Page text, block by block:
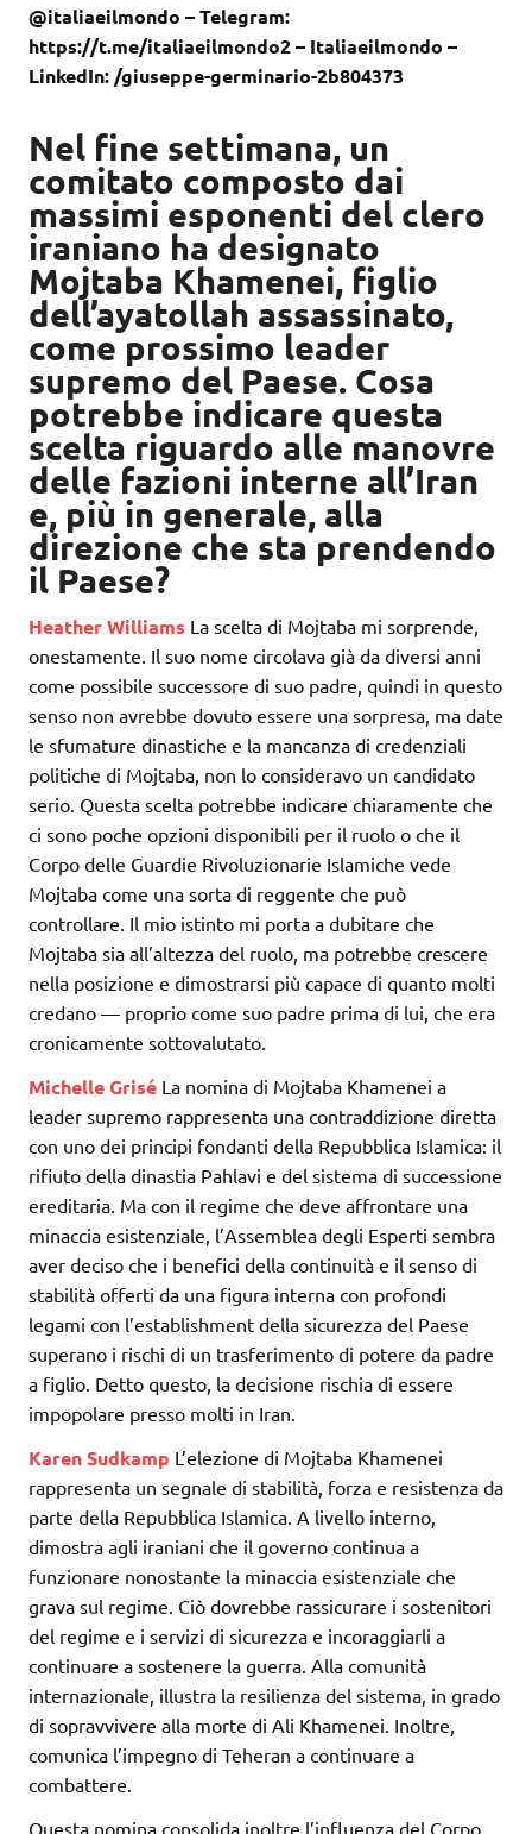
@italiaeilmondo – Telegram:
https://t.me/italiaeilmondo2 – Italiaeilmondo –
LinkedIn: /giuseppe-germinario-2b804373
Nel fine settimana, un
comitato composto dai
massimi esponenti del clero
iraniano ha designato
Mojtaba Khamenei, figlio
dell’ayatollah assassinato,
come prossimo leader
supremo del Paese. Cosa
potrebbe indicare questa
scelta riguardo alle manovre
delle fazioni interne all’Iran
e, più in generale, alla
direzione che sta prendendo
il Paese?
Heather Williams La scelta di Mojtaba mi sorprende,
onestamente. Il suo nome circolava già da diversi anni
come possibile successore di suo padre, quindi in questo
senso non avrebbe dovuto essere una sorpresa, ma date
le sfumature dinastiche e la mancanza di credenziali
politiche di Mojtaba, non lo consideravo un candidato
serio. Questa scelta potrebbe indicare chiaramente che
ci sono poche opzioni disponibili per il ruolo o che il
Corpo delle Guardie Rivoluzionarie Islamiche vede
Mojtaba come una sorta di reggente che può
controllare. Il mio istinto mi porta a dubitare che
Mojtaba sia all’altezza del ruolo, ma potrebbe crescere
nella posizione e dimostrarsi più capace di quanto molti
credano — proprio come suo padre prima di lui, che era
cronicamente sottovalutato.
Michelle Grisé La nomina di Mojtaba Khamenei a
leader supremo rappresenta una contraddizione diretta
con uno dei principi fondanti della Repubblica Islamica: il
rifiuto della dinastia Pahlavi e del sistema di successione
ereditaria. Ma con il regime che deve affrontare una
minaccia esistenziale, l’Assemblea degli Esperti sembra
aver deciso che i benefici della continuità e il senso di
stabilità offerti da una figura interna con profondi
legami con l’establishment della sicurezza del Paese
superano i rischi di un trasferimento di potere da padre
a figlio. Detto questo, la decisione rischia di essere
impopolare presso molti in Iran.
Karen Sudkamp L’elezione di Mojtaba Khamenei
rappresenta un segnale di stabilità, forza e resistenza da
parte della Repubblica Islamica. A livello interno,
dimostra agli iraniani che il governo continua a
funzionare nonostante la minaccia esistenziale che
grava sul regime. Ciò dovrebbe rassicurare i sostenitori
del regime e i servizi di sicurezza e incoraggiarli a
continuare a sostenere la guerra. Alla comunità
internazionale, illustra la resilienza del sistema, in grado
di sopravvivere alla morte di Ali Khamenei. Inoltre,
comunica l’impegno di Teheran a continuare a
combattere.
Questa nomina consolida inoltre l’influenza del Corpo